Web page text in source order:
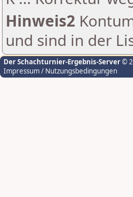
Hinweis2
und sind in der
Der Schachturnier-Ergebnis-Server©
Impressum / Nutzungsbedingungen